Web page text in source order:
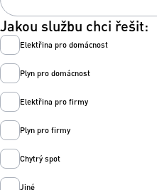
Jakou službu chci řešit:
Elektřina pro domácnost
Plyn pro domácnost
Elektřina pro firmy
Plyn pro firmy
Chytrý spot
Jiné